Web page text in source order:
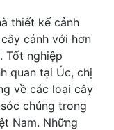
thiết kế cảnh
cảnh với hơn
Tốt nghiệp
quan tại Úc, chị
về các loại cây
chúng trong
Nam. Những